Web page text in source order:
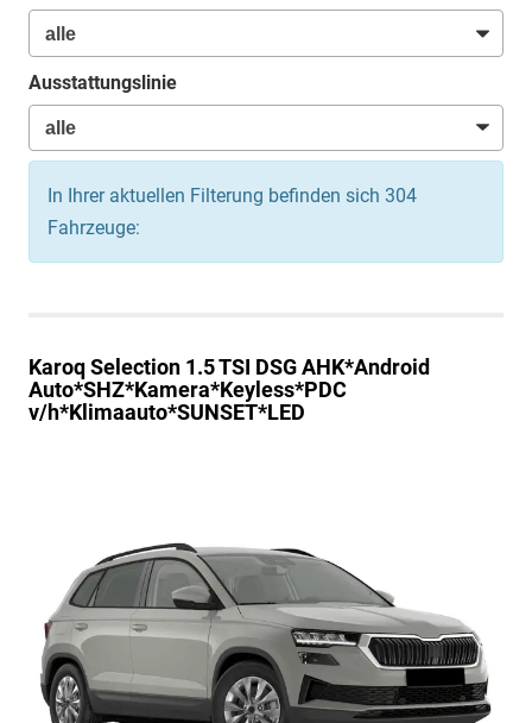
Ausstattungslinie
In Ihrer aktuellen Filterung befinden sich 304
Fahrzeuge:
KaroqSelection 1.5 TSI DSG AHK*Android
Auto*SHZ*Kamera*Keyless*PDC
v/h*Klimaauto*SUNSET*LED